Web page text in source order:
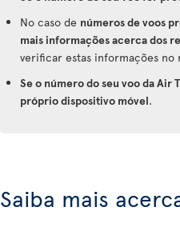
No caso de números de voos
mais informações acerca dos
verificar estas informações
Se o número do seu voo da
próprio dispositivo móvel.
Saiba mais